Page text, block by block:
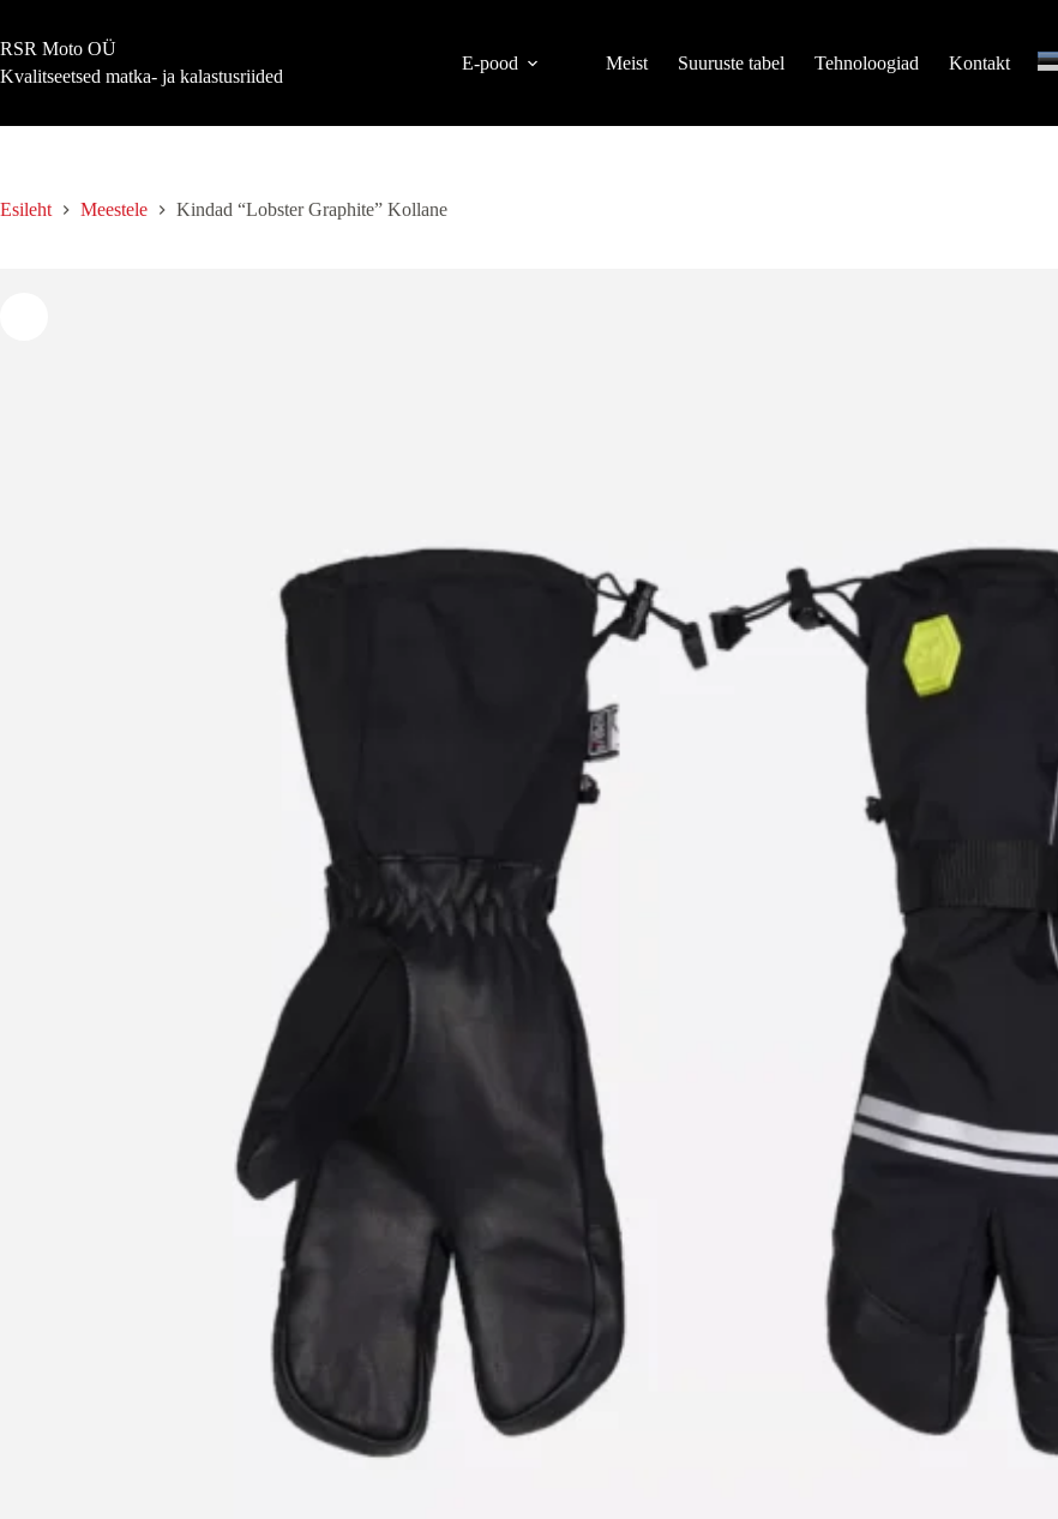
content
RSR Moto OÜ
Kvalitseetsed matka- ja kalastusriided
E-pood Meist Suuruste tabel Tehnoloogiad Kontakt
Esileht Meestele Kindad “Lobster Graphite” Kollane